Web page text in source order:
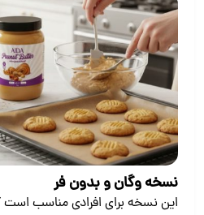
نسخه وگان و بدون فر
این نسخه برای افرادی مناسب است